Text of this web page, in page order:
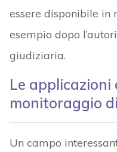
essere disponibile in
esempio dopo
giudiziaria.
Le applicazioni
monitoraggio
Un campo